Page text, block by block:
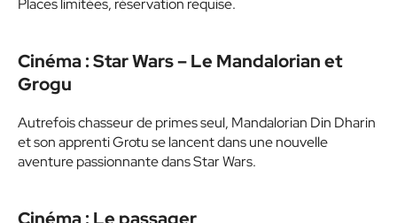
Places limitées, réservation requise.
Cinéma : Star Wars – Le Mandalorian et
Grogu
Autrefois chasseur de primes seul, Mandalorian Din Dharin
et son apprenti Grotu se lancent dans une nouvelle
aventure passionnante dans Star Wars.